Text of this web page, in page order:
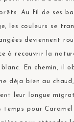
❅
Au fil de ses
les couleurs se
deviennent
à recouvrir la
En chemin, il
déja bien au
leur longue
temps pour Caramel